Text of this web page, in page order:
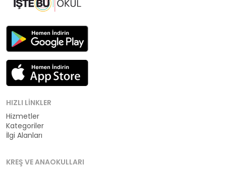
HIZLI LINKLER
Hizmetler
Kategoriler
İlgi Alanları
KREŞ VE ANAOKULLARI